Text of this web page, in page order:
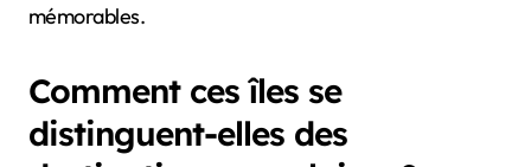
mémorables.
Comment ces îles se
distinguent-elles des